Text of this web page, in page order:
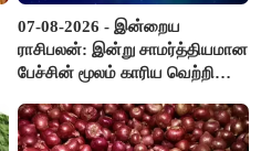
07-08-2026 - இன்றைய
ராசிபலன்: இன்று சாமர்த்தியமான
பேச்சின் மூலம் காரிய வெற்றி
பொறுப்புகளை ஒப்படைப்பதில்
கவனம் தேவை..!